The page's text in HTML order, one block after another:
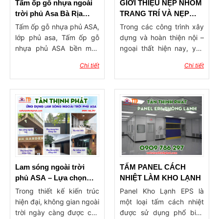
được người ta thay thế
bằng các tấm la phông.
Vậy la phông là gì?
Tấm ốp gỗ nhựa ngoài
trời phủ Asa Bà Rịa
Vũng Tàu
Tấm ốp gỗ nhựa phủ ASA,
lớp phủ asa, Tấm ốp gỗ
nhựa phủ ASA bền màu
chung khi xây dựng nhà,
nhiều hộ gia đình thường
sử dụng sơn để trang trí,
chất liệu này giúp cho gia
chủ có thể chọn lựa nhiều
màu sắc khác nhau. Tuy
vậy, với khí hậu nhiệt đới,
độ ẩm rất cao ở Việt Nam
sẽ làm cho tường nhà bạn
bị bong tróc,phai màu,
ảnh hưởng đến sức khỏe
và môi trường. Có thể lí
giải chủ yếu là do tường
nhà của bạn bị nước ăn,
Chi tiết
GIỚI THIỆU NẸP NHÔM
TRANG TRÍ VÀ NẸP
INOX TRANG TRÍ
Trong các công trình xây
dựng và hoàn thiện nội –
ngoại thất hiện nay, yêu
độ hoàn thiện ngày càng
được chú trọng. Bên cạnh
các vật liệu chính như
gạch, đá, gỗ hay kính,
những phụ kiện hoàn
thiện đóng vai trò quan
trọng trong việc tạo nên
tổng thể hài hòa và
chuyên nghiệp cho công
trình. Với kinh nghiệm
cung cấp vật tư hoàn
thiện cho nhiều công
trình, Công ty Tư Tân
Thịnh Phát nhận thấy
Chi tiết
Lam sóng ngoài trời
phủ ASA – Lựa chọn
thông minh cho kiến
trúc ngoài trời
Trong thiết kế kiến trúc
hiện đại, không gian ngoài
trời ngày càng được chú
TẤM PANEL CÁCH
NHIỆT LÀM KHO LẠNH
Panel Kho Lạnh EPS là
một loại tấm cách nhiệt
được sử dụng phổ biến